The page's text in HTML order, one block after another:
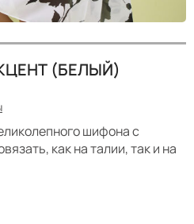
(БЕЛЫЙ)
шифона с
как на талии, так и на